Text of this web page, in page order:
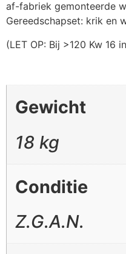
af-fabriek gemonteerde
Gereedschapset: krik en
(LET OP: Bij >120 Kw 16
Gewicht
18 kg
Conditie
Z.G.A.N.